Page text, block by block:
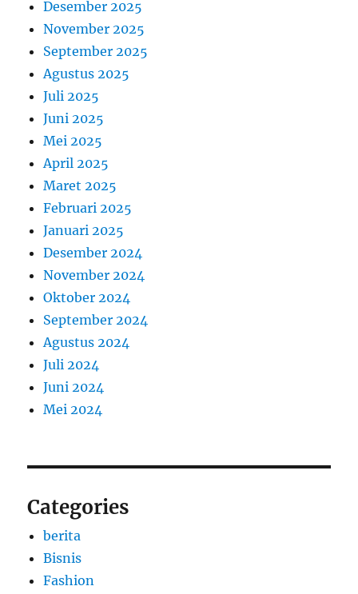
Desember 2025
November 2025
September 2025
Agustus 2025
Juli 2025
Juni 2025
Mei 2025
April 2025
Maret 2025
Februari 2025
Januari 2025
Desember 2024
November 2024
Oktober 2024
September 2024
Agustus 2024
Juli 2024
Juni 2024
Mei 2024
Categories
berita
Bisnis
Fashion